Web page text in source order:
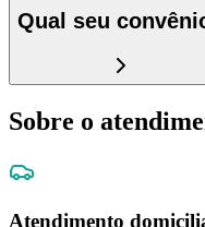
Qual seu
Sobre o
Atendimento